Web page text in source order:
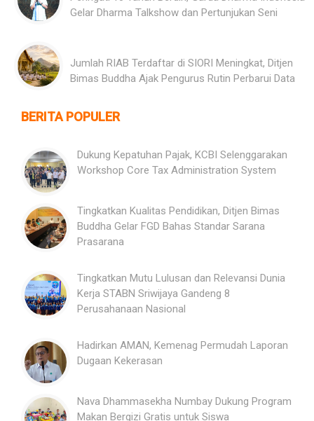
Gelar Dharma Talkshow dan Pertunjukan Seni
Jumlah RIAB Terdaftar di SIORI Meningkat, Ditjen
Bimas Buddha Ajak Pengurus Rutin Perbarui Data
BERITA POPULER
Dukung Kepatuhan Pajak, KCBI Selenggarakan
Workshop Core Tax Administration System
Tingkatkan Kualitas Pendidikan, Ditjen Bimas
Buddha Gelar FGD Bahas Standar Sarana
Prasarana
Tingkatkan Mutu Lulusan dan Relevansi Dunia
Kerja STABN Sriwijaya Gandeng 8
Perusahanaan Nasional
Hadirkan AMAN, Kemenag Permudah Laporan
Dugaan Kekerasan
Nava Dhammasekha Numbay Dukung Program
Makan Bergizi Gratis untuk Siswa